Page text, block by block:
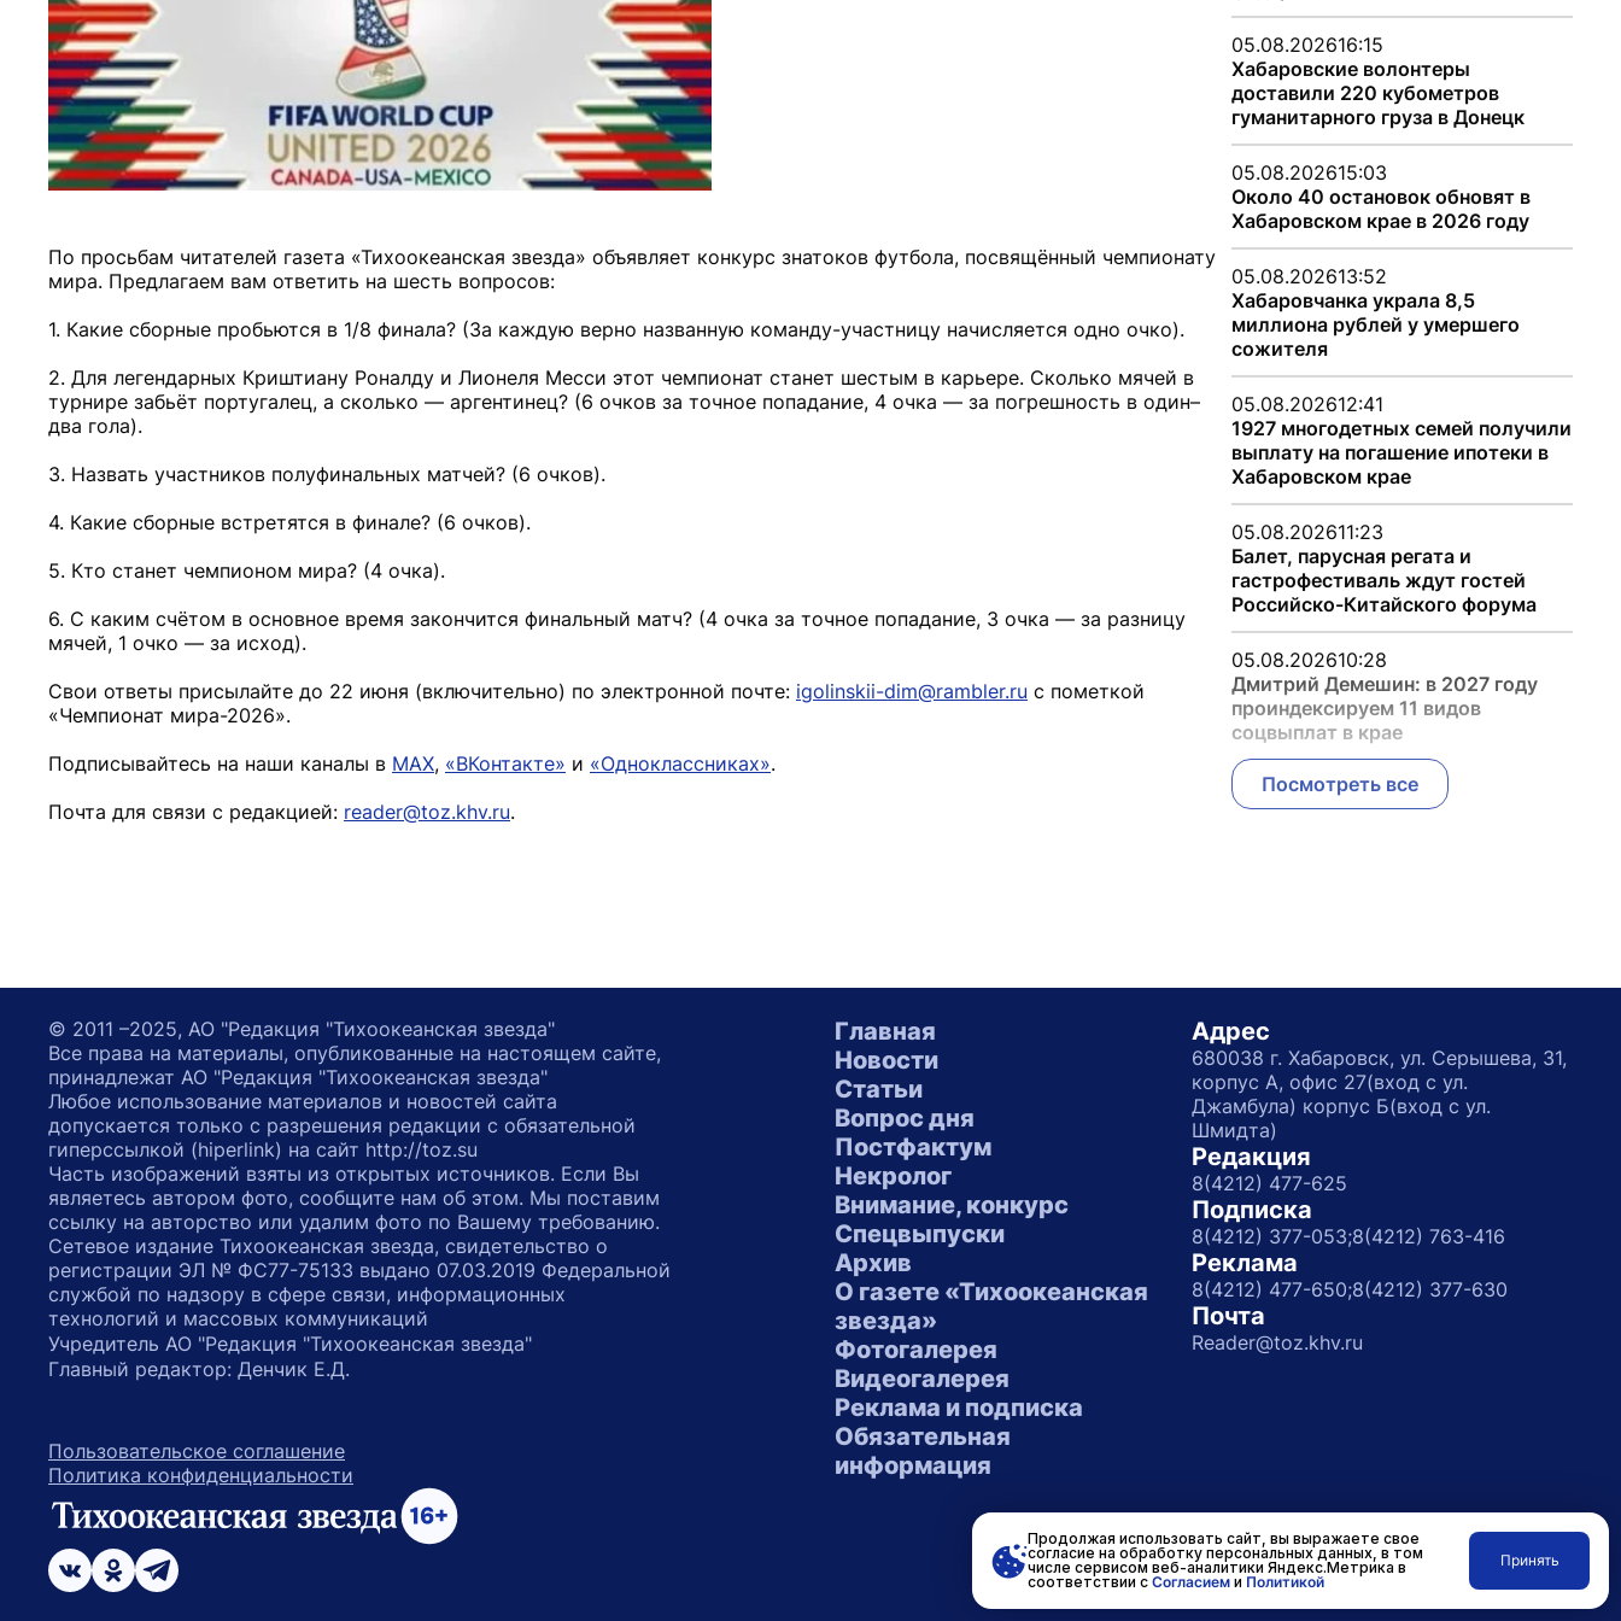
По просьбам читателей газета «Тихоокеанская звезда» объявляет конкурс знатоков футбола, посвящённый чемпионату
мира. Предлагаем вам ответить на шесть вопросов:
1. Какие сборные пробьются в 1/8 финала? (За каждую верно названную команду-участницу начисляется одно очко).
2. Для легендарных Криштиану Роналду и Лионеля Месси этот чемпионат станет шестым в карьере. Сколько мячей в
турнире забьёт португалец, а сколько — аргентинец? (6 очков за точное попадание, 4 очка — за погрешность в один–
два гола).
3. Назвать участников полуфинальных матчей? (6 очков).
4. Какие сборные встретятся в финале? (6 очков).
5. Кто станет чемпионом мира? (4 очка).
6. С каким счётом в основное время закончится финальный матч? (4 очка за точное попадание, 3 очка — за разницу
мячей, 1 очко — за исход).
Свои ответы присылайте до 22 июня (включительно) по электронной почте: igolinskii-dim@rambler.ru с пометкой
«Чемпионат мира-2026».
Подписывайтесь на наши каналы в MAX, «ВКонтакте» и «Одноклассниках».
Почта для связи с редакцией: reader@toz.khv.ru.
05.08.202616:15
Хабаровские волонтеры
доставили 220 кубометров
гуманитарного груза в Донецк
05.08.202615:03
Около 40 остановок обновят в
Хабаровском крае в 2026 году
05.08.202613:52
Хабаровчанка украла 8,5
миллиона рублей у умершего
сожителя
05.08.202612:41
1927 многодетных семей получили
выплату на погашение ипотеки в
Хабаровском крае
05.08.202611:23
Балет, парусная регата и
гастрофестиваль ждут гостей
Российско-Китайского форума
05.08.202610:28
Дмитрий Демешин: в 2027 году
проиндексируем 11 видов
соцвыплат в крае
Посмотреть все
Главная
Новости
Статьи
Вопрос дня
Постфактум
Некролог
Внимание, конкурс
Спецвыпуски
Архив
О газете «Тихоокеанская
звезда»
Фотогалерея
Видеогалерея
Реклама и подписка
Обязательная
информация
Адрес
680038 г. Хабаровск, ул. Серышева, 31,
корпус А, офис 27(вход с ул.
Джамбула) корпус Б(вход с ул.
Шмидта)
Редакция
8(4212) 477-625
Подписка
8(4212) 377-053;8(4212) 763-416
Реклама
8(4212) 477-650;8(4212) 377-630
Почта
Reader@toz.khv.ru
© 2011 –2025, АО "Редакция "Тихоокеанская звезда"
Все права на материалы, опубликованные на настоящем сайте,
принадлежат АО "Редакция "Тихоокеанская звезда"
Любое использование материалов и новостей сайта
допускается только с разрешения редакции с обязательной
гиперссылкой (hiperlink) на сайт http://toz.su
Часть изображений взяты из открытых источников. Если Вы
являетесь автором фото, сообщите нам об этом. Мы поставим
ссылку на авторство или удалим фото по Вашему требованию.
Сетевое издание Тихоокеанская звезда, свидетельство о
регистрации ЭЛ № ФС77-75133 выдано 07.03.2019 Федеральной
службой по надзору в сфере связи, информационных
технологий и массовых коммуникаций
Учредитель АО "Редакция "Тихоокеанская звезда"
Главный редактор: Денчик Е.Д.
Пользовательское соглашение
Политика конфиденциальности
ссылка на главную
возрастное ограничение 16+
ссылка на страницу в Вконтакте
ссылка на страницу в Одноклассниках
ссылка на канал в Телеграмм Разработано вRASA
Продолжая использовать сайт, вы выражаете свое
согласие на обработку персональных данных, в том
числе сервисом веб-аналитики Яндекс.Метрика в
соответствии с Согласиеми Политикой
Принять